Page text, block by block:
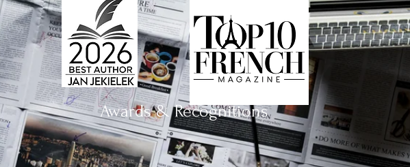
Awards & Recognitions